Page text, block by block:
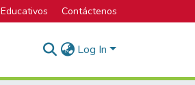
Contáctenos
Log In